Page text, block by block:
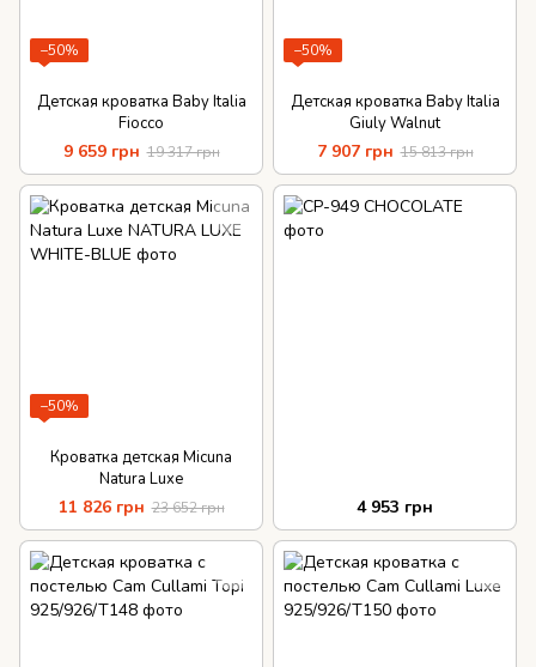
−50%
Детская кроватка Baby Italia
Fiocco
9 659 грн 19 317 грн
−50%
Детская кроватка Baby Italia
Giuly Walnut
7 907 грн 15 813 грн
−50%
Кроватка детская Micuna
Natura Luxe
11 826 грн 23 652 грн 4 953 грн